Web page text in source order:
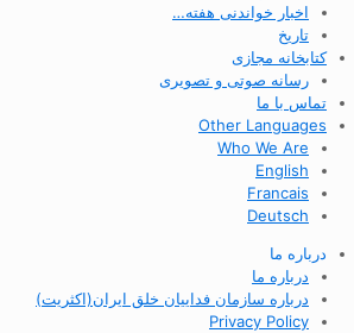
اخبار خواندنی هفته…
تاریخ
کتابخانه مجازی
رسانه صوتی و تصویری
تماس با ما
Other Languages
Who We Are
English
Francais
Deutsch
درباره ما
درباره ما
درباره سازمان فداییان خلق ایران(اکثریت)
Privacy Policy